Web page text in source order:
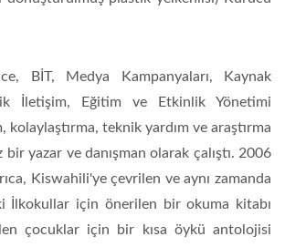
BİT, Medya Kampanyaları, Kaynak
İletişim, Eğitim ve Etkinlik Yönetimi
kolaylaştırma, teknik yardım ve araştırma
bir yazar ve danışman olarak çalıştı. 2006
Kiswahili'ye çevrilen ve aynı zamanda
İlkokullar için önerilen bir okuma kitabı
çocuklar için bir kısa öykü antolojisi